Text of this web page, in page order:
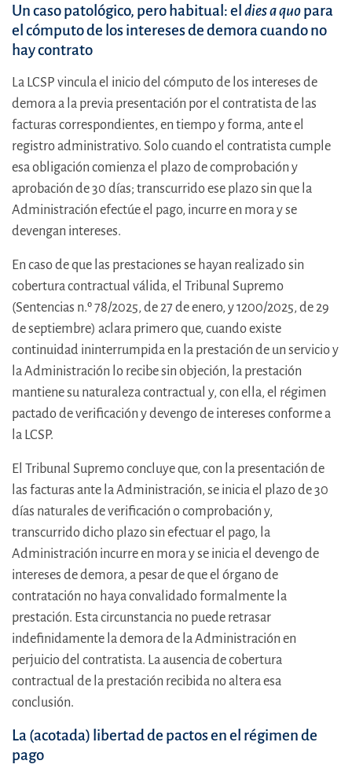
Un caso patológico, pero habitual: eldies a quopara
el cómputo de los intereses de demora cuando no
hay contrato
La LCSP vincula el inicio del cómputo de los intereses de
demora a la previa presentación por el contratista de las
facturas correspondientes, en tiempo y forma, ante el
registro administrativo. Solo cuando el contratista cumple
esa obligación comienza el plazo de comprobación y
aprobación de 30 días; transcurrido ese plazo sin que la
Administración efectúe el pago, incurre en mora y se
devengan intereses.
En caso de que las prestaciones se hayan realizado sin
cobertura contractual válida, el Tribunal Supremo
(Sentencias n.º 78/2025, de 27 de enero, y 1200/2025, de 29
de septiembre) aclara primero que, cuando existe
continuidad ininterrumpida en la prestación de un servicio y
la Administración lo recibe sin objeción, la prestación
mantiene su naturaleza contractual y, con ella, el régimen
pactado de verificación y devengo de intereses conforme a
la LCSP.
El Tribunal Supremo concluye que, con la presentación de
las facturas ante la Administración, se inicia el plazo de 30
días naturales de verificación o comprobación y,
transcurrido dicho plazo sin efectuar el pago, la
Administración incurre en mora y se inicia el devengo de
intereses de demora, a pesar de que el órgano de
contratación no haya convalidado formalmente la
prestación. Esta circunstancia no puede retrasar
indefinidamente la demora de la Administración en
perjuicio del contratista. La ausencia de cobertura
contractual de la prestación recibida no altera esa
conclusión.
La (acotada) libertad de pactos en el régimen de
pago